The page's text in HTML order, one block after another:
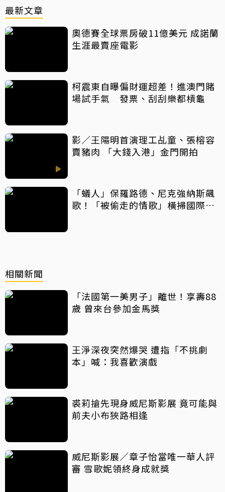
最新文章
奧德賽全球票房破11億美元 成諾蘭
生涯最賣座電影
柯震東自曝偏財運超差！進澳門賭
場試手氣 發票、刮刮樂都槓龜
影／王陽明首演理工乩童、張榕容
賣豬肉 「大錢入港」金門開拍
「蟻人」保羅路德、尼克強納斯飆
歌！「被偷走的情歌」橫掃國際大
相關新聞
「法國第一美男子」離世！享壽88
歲 曾來台參加金馬獎
王淨深夜突然爆哭 遭指「不挑劇
本」喊：我喜歡演戲
裘莉搶先現身威尼斯影展 竟可能與
前夫小布狹路相逢
威尼斯影展／章子怡當唯一華人評
審 雪歌妮領終身成就獎